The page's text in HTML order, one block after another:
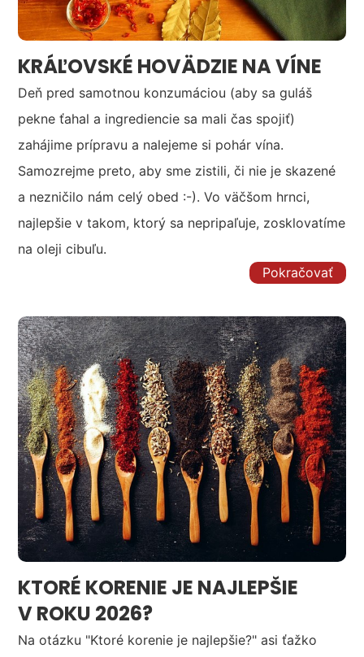
KRÁĽOVSKÉ HOVÄDZIE NA VÍNE
Deň pred samotnou konzumáciou (aby sa guláš
pekne ťahal a ingrediencie sa mali čas spojiť)
zahájime prípravu a nalejeme si pohár vína.
Samozrejme preto, aby sme zistili, či nie je skazené
a nezničilo nám celý obed :-). Vo väčšom hrnci,
najlepšie v takom, ktorý sa nepripaľuje, zosklovatíme
na oleji cibuľu.
Pokračovať
KTORÉ KORENIE JE NAJLEPŠIE
V ROKU 2026?
Na otázku "Ktoré korenie je najlepšie?" asi ťažko